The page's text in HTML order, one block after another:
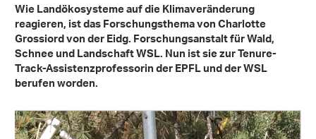
Wie Landökosysteme auf die Klimaveränderung
reagieren, ist das Forschungsthema von Charlotte
Grossiord von der Eidg. Forschungsanstalt für Wald,
Schnee und Landschaft WSL. Nun ist sie zur Tenure-
Track-Assistenzprofessorin der EPFL und der WSL
berufen worden.